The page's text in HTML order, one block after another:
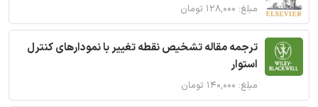
مبلغ: ۱۲۸,۰۰۰ تومان
ترجمه مقاله تشخیص نقطه تغییر با نمودارهای کنترل
استوار
مبلغ: ۱۴۰,۰۰۰ تومان